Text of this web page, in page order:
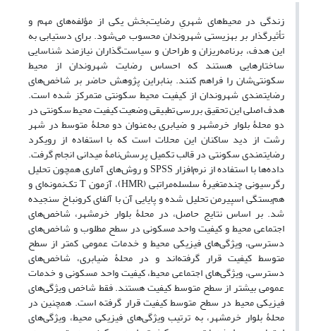
زندگی در محیط‌های شهریِ رضایت‌بخش یکی از مؤلفه‌های مهم و
تأثیرگذار بر بهزیستی شهروندان محسوب می‌شود. برای دستیابی به
این هدف، برنامه‌ریزان و طراحان و سیاست‌گذاران نیازمند شناسایی
ساختارهایی هستند که احساس رضایت شهروندان از محیط
سکونتی‌شان را فراهم کنند. بنابراین پژوهش حاضر بر شاخص‌های
رضایتمندی شهروندان از کیفیت محیط سکونتی متمرکز شده است.
هدف اصلی این تحقیق بررسی تطبیقی وضعیت کیفیت محیط سکونتی در
دو محلۀ بلوار خرمشهر و ضیابری به‌عنوان دو محلۀ متوسط در شهر
رشت از دید ساکنان این محلات است که با استفاده از رویکرد
رضایتمندی سکونتی در قالب تکمیل پرسش‌نامۀ میدانی انجام گرفت.
داده‌ها با استفاده از نرم‌افزار SPSS و روش‌های آماری همچون تحلیل
رگرسیونی چند‌‌متغیرۀ سلسله‌مراتبی (HMR)، آزمون T تک‌نمونه‌ای و
هم‌بستگی اسپیرمن تحلیل شده و پایایی آن با آلفای کرونباخ سنجیده
شد. بر اساس نتایج حاصل، در محلۀ بلوار خرمشهر، شاخص‌های
اجتماعی محیط و کیفیت واحد مسکونی در سطح مطلوب و شاخص‌های
دسترسی، ویژگی‌های فیزیکی محیط و خدمات عمومی کمتر از سطح
متوسط کیفیت قرار گرفته‌اند و در محلۀ ضیابری، شاخص‌های
دسترسی، ویژگی‌های اجتماعی محیط، کیفیت واحد مسکونی و خدمات
عمومی بیشتر از سطح متوسط کیفیت هستند. فقط شاخص ویژگی‌های
فیزیکی محیط در سطح متوسط کیفیت قرار گرفته است. همچنین در
محلۀ بلوار خرمشهر، به ترتیب ویژگی‌های فیزیکی محیط، ویژگی‌های